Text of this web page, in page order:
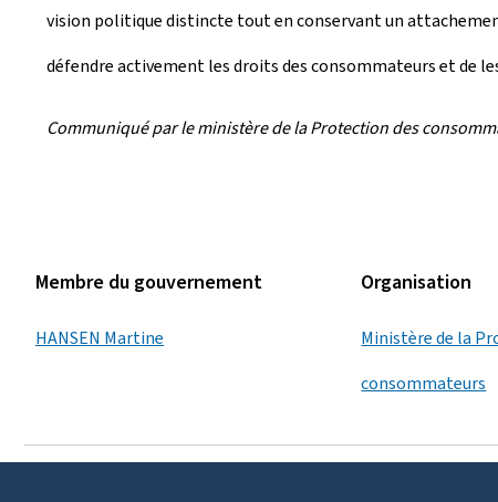
vision politique distincte tout en conservant un
défendre activement les droits des consommateurs et de
Communiqué par le ministère de la Protection des
Membre du gouvernement
HANSEN Martine
Organisation
Ministère de la
consommateurs